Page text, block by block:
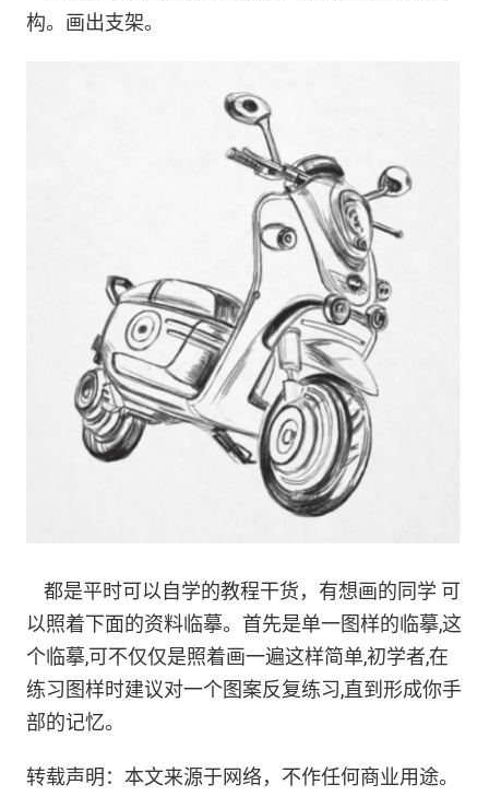
构。画出支架。
都是平时可以自学的教程干货，有想画的同学 可
以照着下面的资料临摹。首先是单一图样的临摹,这
个临摹,可不仅仅是照着画一遍这样简单,初学者,在
练习图样时建议对一个图案反复练习,直到形成你手
部的记忆。
转载声明：本文来源于网络，不作任何商业用途。